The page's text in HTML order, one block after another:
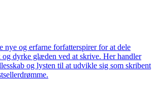
nye og erfarne forfatterspirer for at dele
og dyrke glæden ved at skrive. Her handler
og lysten til at udvikle sig som skribent